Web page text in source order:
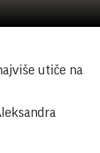
utiče na